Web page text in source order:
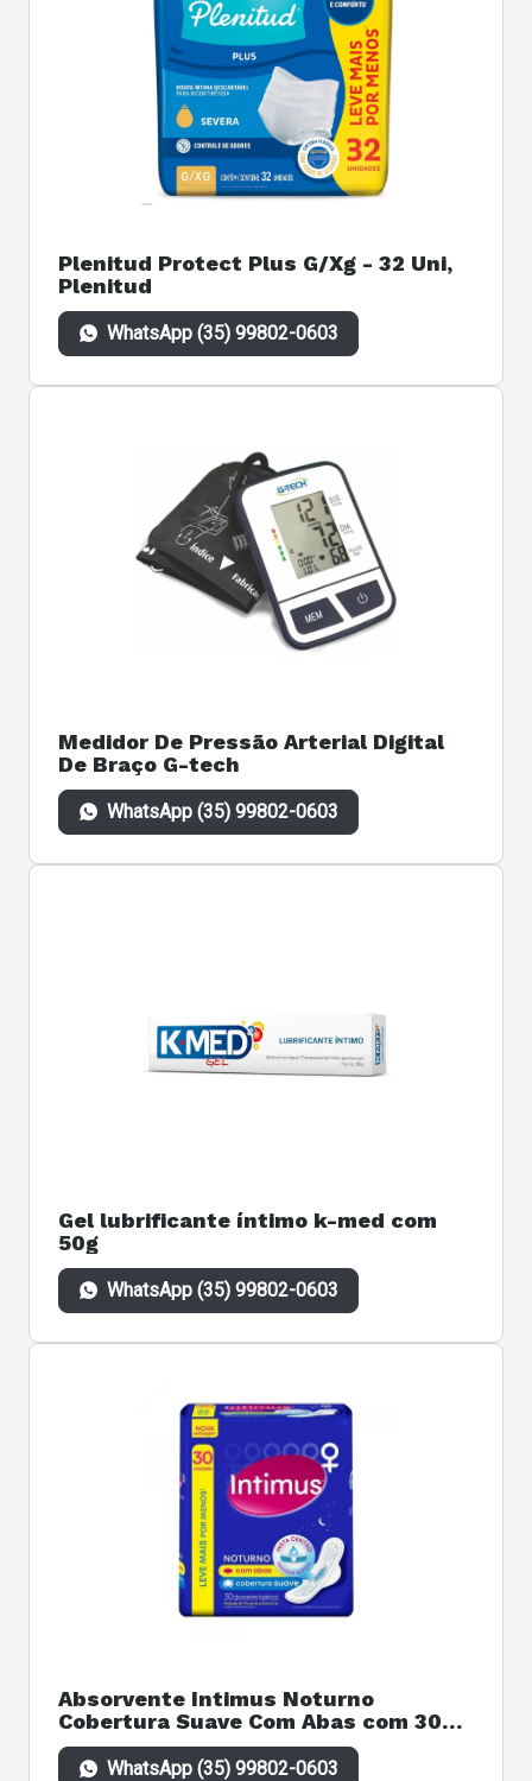
Plenitud Protect Plus G/Xg - 32 Uni,
Plenitud
WhatsApp (35) 99802-0603
Medidor De Pressão Arterial Digital
De Braço G-tech
WhatsApp (35) 99802-0603
Gel lubrificante íntimo k-med com
50g
WhatsApp (35) 99802-0603
Absorvente Intimus Noturno
Cobertura Suave Com Abas com 30
unidades
WhatsApp (35) 99802-0603